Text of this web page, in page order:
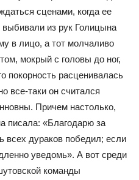
сценами, когда ее
из рук Голицына
в лицо, а тот молчаливо
мокрый с головы до ног,
покорность расценивалась
все-таки он считался
Причем настолько,
писала: «Благодарю за
всех дураков победил; если
уведомь». А вот среди
команды